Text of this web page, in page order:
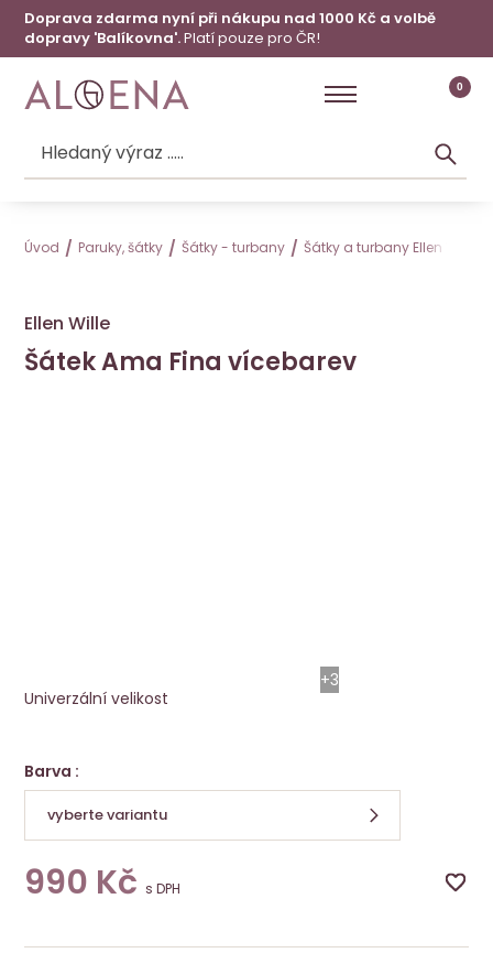
Doprava zdarma nyní při nákupu nad 1000 Kč a volbě
dopravy 'Balíkovna'.Platí pouze pro ČR!
0
Úvod Paruky, šátky Šátky - turbany Šátky a turbany Ellen Wille
Ellen Wille
Šátek Ama Fina vícebarev
+3
Šátek Ama Fina vícebarev
Univerzální velikost
Barva :
vyberte variantu
990 Kčs DPH